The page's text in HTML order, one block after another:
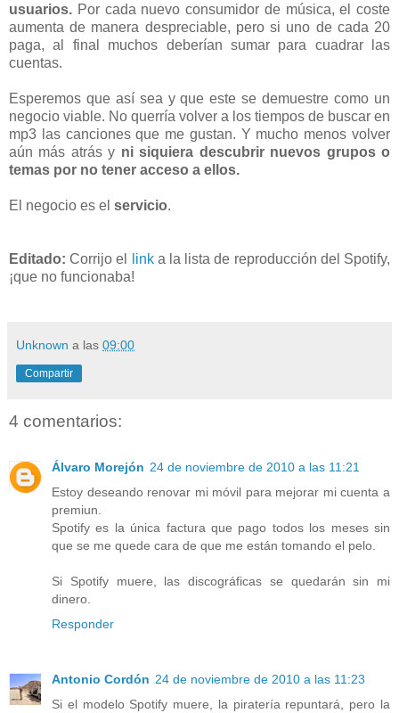
usuarios. Por cada nuevo consumidor de música, el coste
aumenta de manera despreciable, pero si uno de cada 20
paga, al final muchos deberían sumar para cuadrar las
cuentas.
Esperemos que así sea y que este se demuestre como un
negocio viable. No querría volver a los tiempos de buscar en
mp3 las canciones que me gustan. Y mucho menos volver
aún más atrás y ni siquiera descubrir nuevos grupos o
temas por no tener acceso a ellos.
El negocio es el servicio.
Editado: Corrijo el linka la lista de reproducción del Spotify,
¡que no funcionaba!
Unknown a las 09:00
Compartir
4 comentarios:
Álvaro Morejón 24 de noviembre de 2010 a las 11:21
Estoy deseando renovar mi móvil para mejorar mi cuenta a
premiun.
Spotify es la única factura que pago todos los meses sin
que se me quede cara de que me están tomando el pelo.
Si Spotify muere, las discográficas se quedarán sin mi
dinero.
Responder
Antonio Cordón 24 de noviembre de 2010 a las 11:23
Si el modelo Spotify muere, la piratería repuntará, pero la